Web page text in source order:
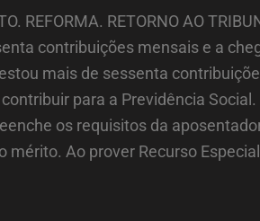
REFORMA. RETORNO AO
contribuições mensais e a
mais de sessenta
para a Previdência Social.
os requisitos da
Ao prover Recurso